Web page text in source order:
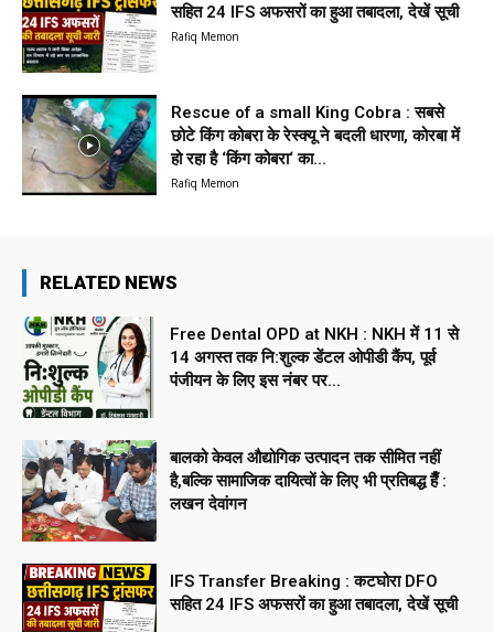
सहित 24 IFS अफसरों का हुआ तबादला, देखें सूची
Rafiq Memon
Rescue of a small King Cobra : सबसे
छोटे किंग कोबरा के रेस्क्यू ने बदली धारणा, कोरबा में
हो रहा है ‘किंग कोबरा‘ का...
Rafiq Memon
RELATED NEWS
Free Dental OPD at NKH : NKH में 11 से
14 अगस्त तक नि:शुल्क डेंटल ओपीडी कैंप, पूर्व
पंजीयन के लिए इस नंबर पर...
बालको केवल औद्योगिक उत्पादन तक सीमित नहीं
है,बल्कि सामाजिक दायित्वों के लिए भी प्रतिबद्ध हैँ :
लखन देवांगन
IFS Transfer Breaking : कटघोरा DFO
सहित 24 IFS अफसरों का हुआ तबादला, देखें सूची